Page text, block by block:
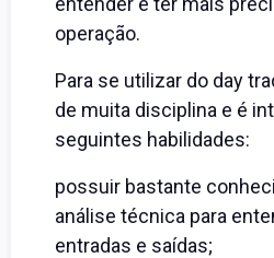
operação.
Para se utilizar do day
de muita disciplina e é
seguintes habilidades:
possuir bastante
análise técnica para
entradas e saídas;